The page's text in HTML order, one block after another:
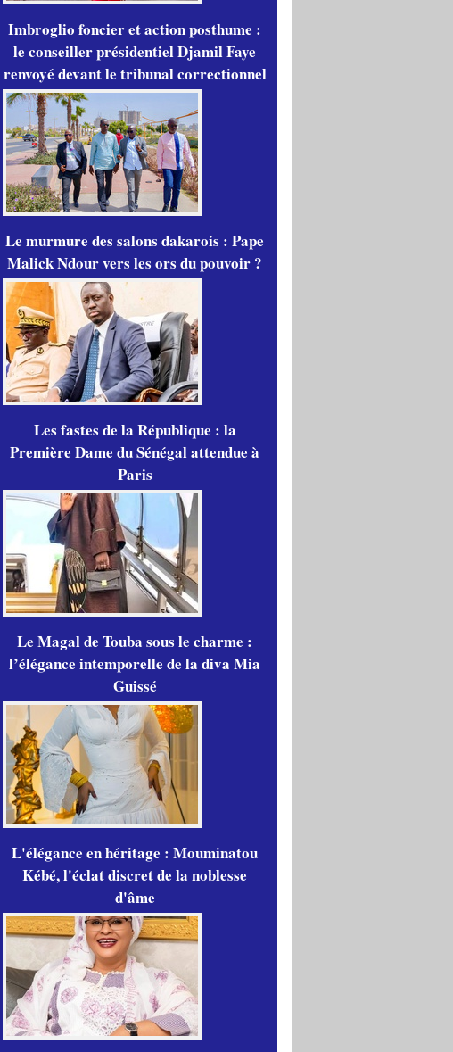
Imbroglio foncier et action posthume :
le conseiller présidentiel Djamil Faye
renvoyé devant le tribunal correctionnel
Le murmure des salons dakarois : Pape
Malick Ndour vers les ors du pouvoir ?
Les fastes de la République : la
Première Dame du Sénégal attendue à
Paris
Le Magal de Touba sous le charme :
l’élégance intemporelle de la diva Mia
Guissé
L'élégance en héritage : Mouminatou
Kébé, l'éclat discret de la noblesse
d'âme